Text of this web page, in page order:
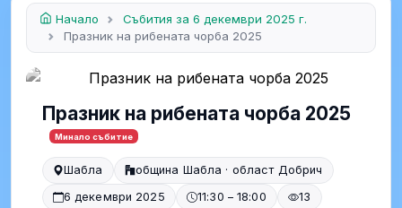
Начало
Събития за 6 декември 2025 г.
Празник на рибената чорба 2025
Празник на рибената чорба 2025
Минало събитие
Шабла
община Шабла · област Добрич
6 декември 2025
11:30 – 18:00
13